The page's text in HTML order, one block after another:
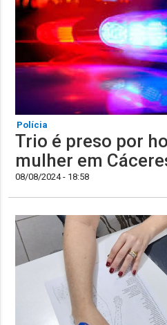
Polícia
Trio é preso por
mulher em
08/08/2024 - 18:58